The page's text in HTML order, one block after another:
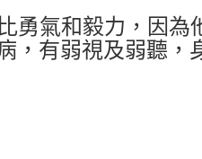
勇氣和毅力，因
，有弱視及弱聽